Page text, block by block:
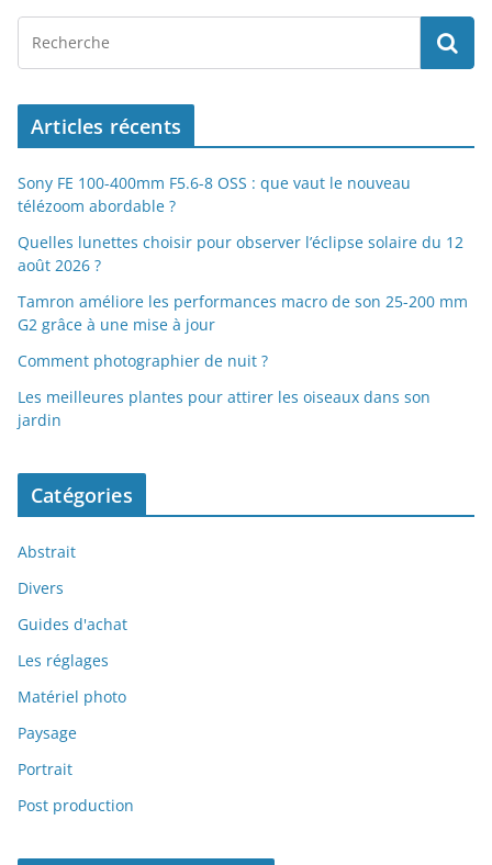
Articles récents
Sony FE 100-400mm F5.6-8 OSS : que vaut le nouveau
télézoom abordable ?
Quelles lunettes choisir pour observer l’éclipse solaire du 12
août 2026 ?
Tamron améliore les performances macro de son 25-200 mm
G2 grâce à une mise à jour
Comment photographier de nuit ?
Les meilleures plantes pour attirer les oiseaux dans son
jardin
Catégories
Abstrait
Divers
Guides d'achat
Les réglages
Matériel photo
Paysage
Portrait
Post production